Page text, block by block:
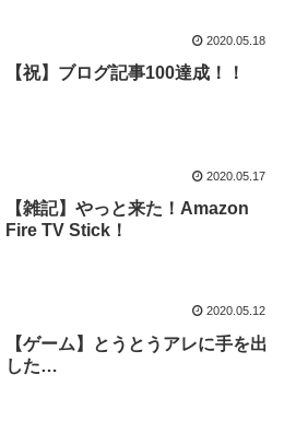
2020.05.18
【祝】ブログ記事100達成！！
2020.05.17
【雑記】やっと来た！Amazon
Fire TV Stick！
2020.05.12
【ゲーム】とうとうアレに手を出
した…